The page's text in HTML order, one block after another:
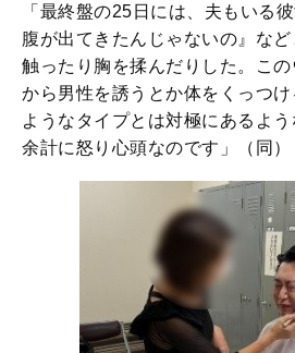
「最終盤の25日には、夫もいる
腹が出てきたんじゃないの』な
触ったり胸を揉んだりした。こ
から男性を誘うとか体をくっつ
ようなタイプとは対極にあるよう
余計に怒り心頭なのです」（同）